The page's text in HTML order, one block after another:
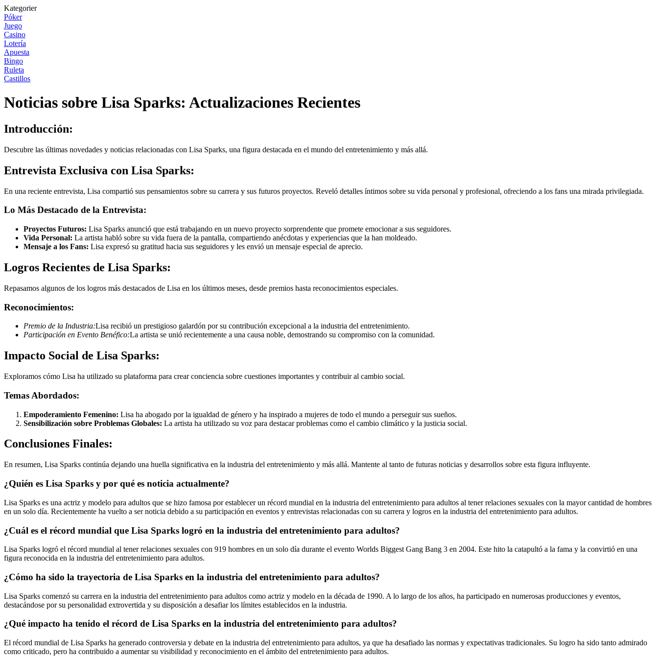
Kategorier
Póker
Juego
Casino
Lotería
Apuesta
Bingo
Ruleta
Castillos
Noticias sobre Lisa Sparks: Actualizaciones Recientes
Introducción:
Descubre las últimas novedades y noticias relacionadas con Lisa Sparks, una figura destacada en el mundo del entretenimiento y más allá.
Entrevista Exclusiva con Lisa Sparks:
En una reciente entrevista, Lisa compartió sus pensamientos sobre su carrera y sus futuros proyectos. Reveló detalles íntimos sobre su vida personal y profesional, ofreciendo a los fans una mirada privilegiada.
Lo Más Destacado de la Entrevista:
Proyectos Futuros: Lisa Sparks anunció que está trabajando en un nuevo proyecto sorprendente que promete emocionar a sus seguidores.
Vida Personal: La artista habló sobre su vida fuera de la pantalla, compartiendo anécdotas y experiencias que la han moldeado.
Mensaje a los Fans: Lisa expresó su gratitud hacia sus seguidores y les envió un mensaje especial de aprecio.
Logros Recientes de Lisa Sparks:
Repasamos algunos de los logros más destacados de Lisa en los últimos meses, desde premios hasta reconocimientos especiales.
Reconocimientos:
Premio de la Industria:Lisa recibió un prestigioso galardón por su contribución excepcional a la industria del entretenimiento.
Participación en Evento Benéfico:La artista se unió recientemente a una causa noble, demostrando su compromiso con la comunidad.
Impacto Social de Lisa Sparks:
Exploramos cómo Lisa ha utilizado su plataforma para crear conciencia sobre cuestiones importantes y contribuir al cambio social.
Temas Abordados:
Empoderamiento Femenino: Lisa ha abogado por la igualdad de género y ha inspirado a mujeres de todo el mundo a perseguir sus sueños.
Sensibilización sobre Problemas Globales: La artista ha utilizado su voz para destacar problemas como el cambio climático y la justicia social.
Conclusiones Finales:
En resumen, Lisa Sparks continúa dejando una huella significativa en la industria del entretenimiento y más allá. Mantente al tanto de futuras noticias y desarrollos sobre esta figura influyente.
¿Quién es Lisa Sparks y por qué es noticia actualmente?
Lisa Sparks es una actriz y modelo para adultos que se hizo famosa por establecer un récord mundial en la industria del entretenimiento para adultos al tener relaciones sexuales con la mayor cantidad de hombres
en un solo día. Recientemente ha vuelto a ser noticia debido a su participación en eventos y entrevistas relacionadas con su carrera y logros en la industria del entretenimiento para adultos.
¿Cuál es el récord mundial que Lisa Sparks logró en la industria del entretenimiento para adultos?
Lisa Sparks logró el récord mundial al tener relaciones sexuales con 919 hombres en un solo día durante el evento Worlds Biggest Gang Bang 3 en 2004. Este hito la catapultó a la fama y la convirtió en una
figura reconocida en la industria del entretenimiento para adultos.
¿Cómo ha sido la trayectoria de Lisa Sparks en la industria del entretenimiento para adultos?
Lisa Sparks comenzó su carrera en la industria del entretenimiento para adultos como actriz y modelo en la década de 1990. A lo largo de los años, ha participado en numerosas producciones y eventos,
destacándose por su personalidad extrovertida y su disposición a desafiar los límites establecidos en la industria.
¿Qué impacto ha tenido el récord de Lisa Sparks en la industria del entretenimiento para adultos?
El récord mundial de Lisa Sparks ha generado controversia y debate en la industria del entretenimiento para adultos, ya que ha desafiado las normas y expectativas tradicionales. Su logro ha sido tanto admirado
como criticado, pero ha contribuido a aumentar su visibilidad y reconocimiento en el ámbito del entretenimiento para adultos.